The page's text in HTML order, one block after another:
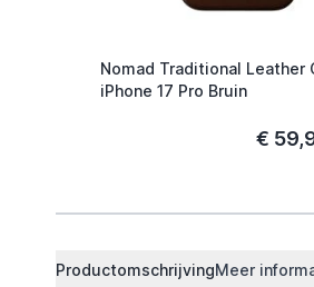
Nomad Traditional Leather
iPhone 17 Pro Bruin
€
ProductomschrijvingMeer